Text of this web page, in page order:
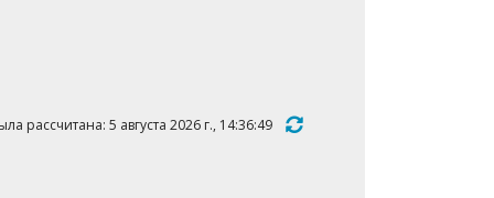
рассчитана: 5 августа 2026 г., 14:36:49